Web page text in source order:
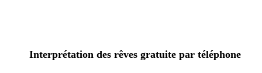
Interprétation des rêves gratuite par téléphone